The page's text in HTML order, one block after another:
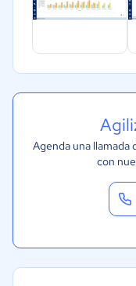
Agenda una llamada
con